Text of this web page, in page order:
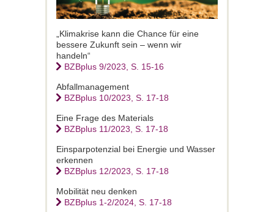
„Klimakrise kann die Chance für eine
bessere Zukunft sein – wenn wir
handeln“
BZBplus 9/2023, S. 15-16
Abfallmanagement
BZBplus 10/2023, S. 17-18
Eine Frage des Materials
BZBplus 11/2023, S. 17-18
Einsparpotenzial bei Energie und Wasser
erkennen
BZBplus 12/2023, S. 17-18
Mobilität neu denken
BZBplus 1-2/2024, S. 17-18